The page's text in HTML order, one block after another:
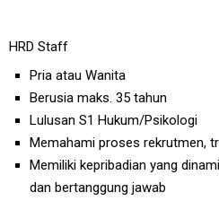
HRD Staff
Pria atau Wanita
Berusia maks. 35 tahun
Lulusan S1 Hukum/Psikologi
Memahami proses rekrutmen,
Memiliki kepribadian yang
dan bertanggung jawab